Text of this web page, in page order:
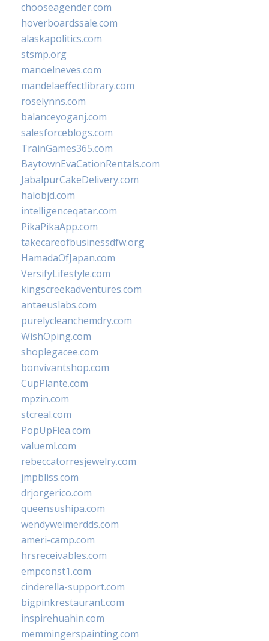
chooseagender.com
hoverboardssale.com
alaskapolitics.com
stsmp.org
manoelneves.com
mandelaeffectlibrary.com
roselynns.com
balanceyoganj.com
salesforceblogs.com
TrainGames365.com
BaytownEvaCationRentals.com
JabalpurCakeDelivery.com
halobjd.com
intelligenceqatar.com
PikaPikaApp.com
takecareofbusinessdfw.org
HamadaOfJapan.com
VersifyLifestyle.com
kingscreekadventures.com
antaeuslabs.com
purelycleanchemdry.com
WishOping.com
shoplegacee.com
bonvivantshop.com
CupPlante.com
mpzin.com
stcreal.com
PopUpFlea.com
valueml.com
rebeccatorresjewelry.com
jmpbliss.com
drjorgerico.com
queensushipa.com
wendyweimerdds.com
ameri-camp.com
hrsreceivables.com
empconst1.com
cinderella-support.com
bigpinkrestaurant.com
inspirehuahin.com
memmingerspainting.com